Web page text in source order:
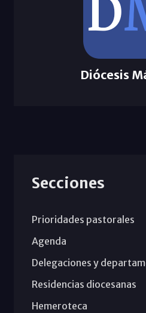
Diócesis
Secciones
Prioridades pastorales
Agenda
Delegaciones y
Residencias diocesanas
Hemeroteca